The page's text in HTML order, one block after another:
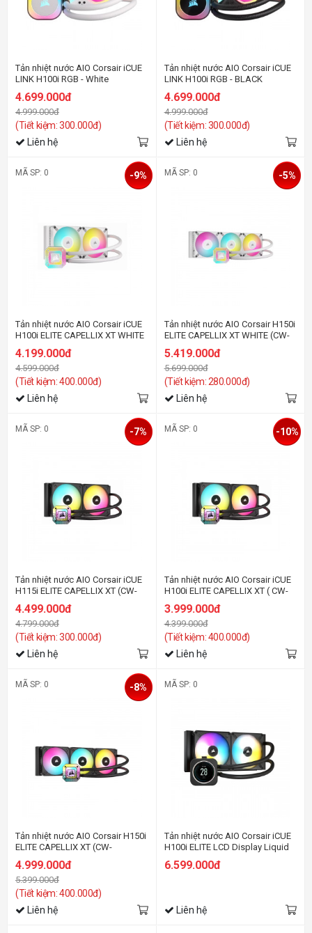
Tản nhiệt nước AIO Corsair iCUE
LINK H100i RGB - White
4.699.000đ
4.999.000đ
(Tiết kiệm: 300.000đ)
Liên hệ
Tản nhiệt nước AIO Corsair iCUE
LINK H100i RGB - BLACK
4.699.000đ
4.999.000đ
(Tiết kiệm: 300.000đ)
Liên hệ
MÃ SP: 0
Tản nhiệt nước AIO Corsair iCUE
H100i ELITE CAPELLIX XT WHITE
4.199.000đ
4.599.000đ
(Tiết kiệm: 400.000đ)
-9%
Liên hệ
MÃ SP: 0
Tản nhiệt nước AIO Corsair H150i
ELITE CAPELLIX XT WHITE (CW-
5.419.000đ
5.699.000đ
(Tiết kiệm: 280.000đ)
-5%
Liên hệ
MÃ SP: 0
Tản nhiệt nước AIO Corsair iCUE
H115i ELITE CAPELLIX XT (CW-
9060069-WW)
4.499.000đ
4.799.000đ
(Tiết kiệm: 300.000đ)
-7%
Liên hệ
MÃ SP: 0
Tản nhiệt nước AIO Corsair iCUE
H100i ELITE CAPELLIX XT ( CW-
9060068-WW)
3.999.000đ
4.399.000đ
(Tiết kiệm: 400.000đ)
-10%
Liên hệ
MÃ SP: 0
Tản nhiệt nước AIO Corsair H150i
ELITE CAPELLIX XT (CW-
4.999.000đ
5.399.000đ
(Tiết kiệm: 400.000đ)
-8%
Liên hệ
MÃ SP: 0
Tản nhiệt nước AIO Corsair iCUE
H100i ELITE LCD Display Liquid
6.599.000đ
Liên hệ